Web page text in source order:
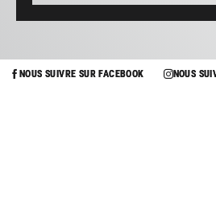
NOUS SUIVRE SUR FACEBOOK NOUS